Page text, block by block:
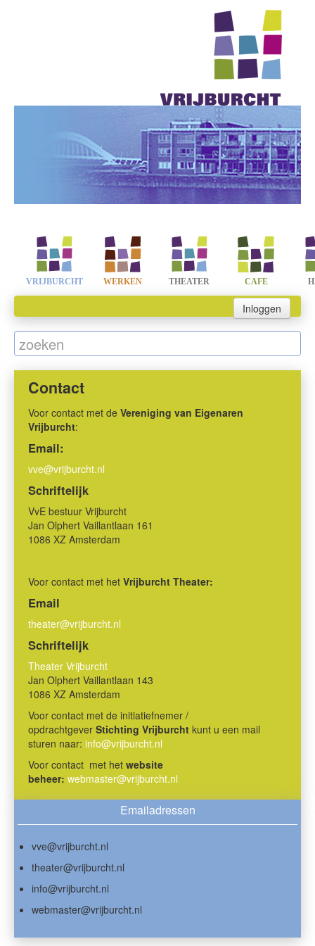
VRIJBURCHT WERKEN THEATER CAFE
Inloggen
Contact
Voor contact met de Vereniging van Eigenaren
Vrijburcht:
Email:
vve@vrijburcht.nl
Schriftelijk
VvE bestuur Vrijburcht
Jan Olphert Vaillantlaan 161
1086 XZ Amsterdam
Voor contact met het Vrijburcht Theater:
Email
theater@vrijburcht.nl
Schriftelijk
Theater Vrijburcht
Jan Olphert Vaillantlaan 143
1086 XZ Amsterdam
Voor contact met de initiatiefnemer /
opdrachtgever Stichting Vrijburcht kunt u een mail
sturen naar: info@vrijburcht.nl
Voor contact met het website
beheer: webmaster@vrijburcht.nl
Emailadressen
vve@vrijburcht.nl
theater@vrijburcht.nl
info@vrijburcht.nl
webmaster@vrijburcht.nl